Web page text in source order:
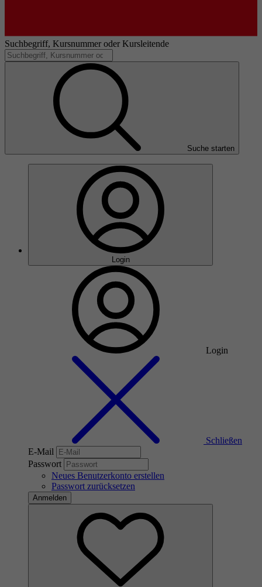
Suchbegriff, Kursnummer oder Kursleitende
Suche starten
Login
Login
Schließen
E-Mail
Passwort
Neues Benutzerkonto erstellen
Passwort zurücksetzen
Anmelden